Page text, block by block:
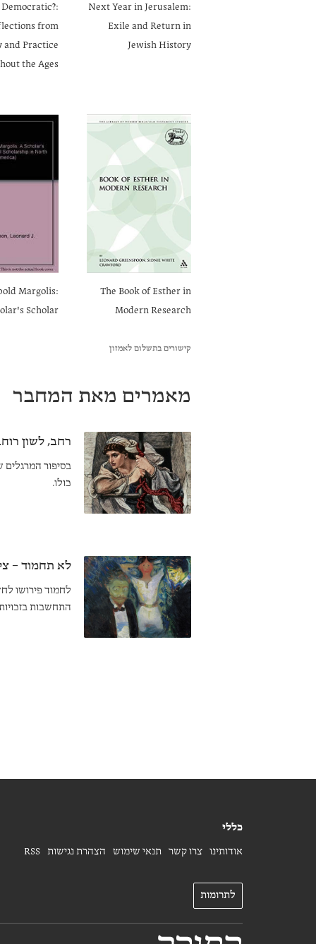
Next Year in Jerusalem:
Exile and Return in
Jewish History
from
and Practice
the Ages
The Book of Esther in
Modern Research
Margolis:
Scholar
קישורים בתשלום לאמזון
מאמרים מאת המחבר
רחב, לשון
בסיפור
כולו.
לא תחמוד –
לחמוד פירושו
התחשבות
כללי
אודותינו צרו קשר תנאי שימוש הצהרת נגישות RSS
לתרומות